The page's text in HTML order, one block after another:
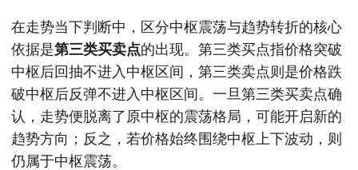
在走势当下判断中，区分中枢震荡与趋势转折的核心
依据是第三类买卖点的出现。第三类买点指价格突破
中枢后回抽不进入中枢区间，第三类卖点则是价格跌
破中枢后反弹不进入中枢区间。一旦第三类买卖点确
认，走势便脱离了原中枢的震荡格局，可能开启新的
趋势方向；反之，若价格始终围绕中枢上下波动，则
仍属于中枢震荡。